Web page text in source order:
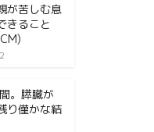
が苦しむ息
きること
。膵臓が
り僅かな結